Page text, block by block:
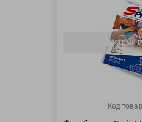
125 баллов
125 баллов
Быстрый
Код